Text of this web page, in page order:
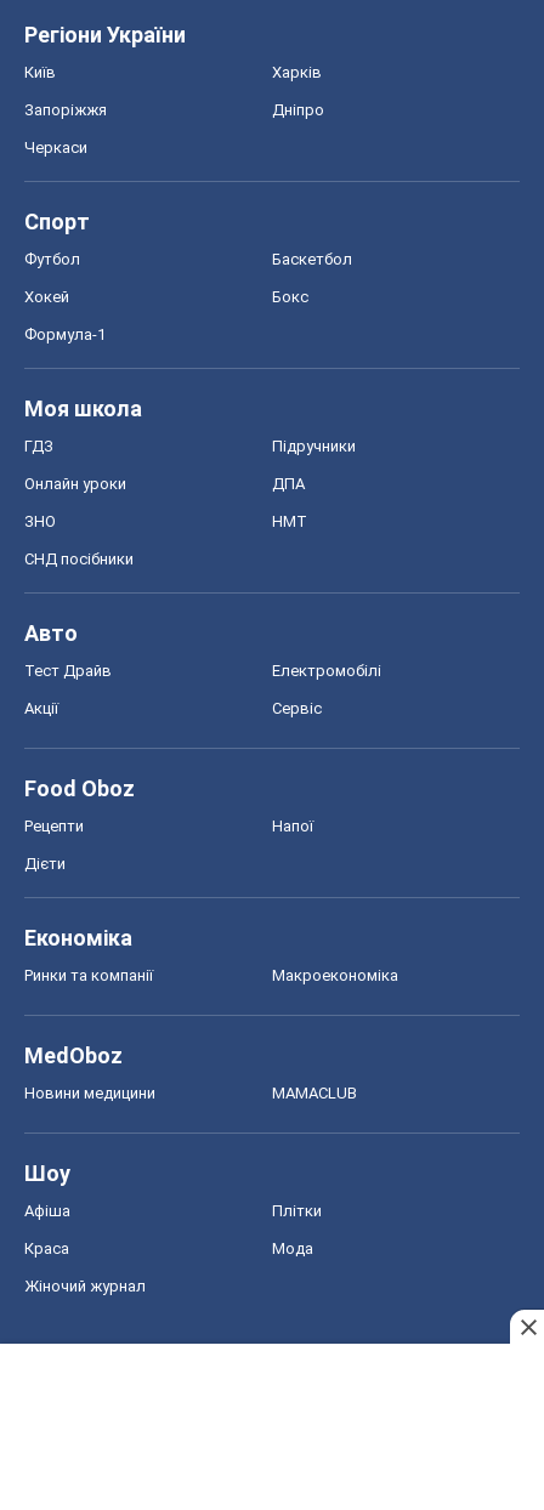
Регіони України
Київ Харків
Запоріжжя Дніпро
Черкаси
Спорт
Футбол Баскетбол
Хокей Бокс
Формула-1
Моя школа
ГДЗ Підручники
Онлайн уроки ДПА
ЗНО НМТ
СНД посібники
Авто
Тест Драйв Електромобілі
Акції Сервіс
Food Oboz
Рецепти Напої
Дієти
Економіка
Ринки та компанії Макроекономіка
MedOboz
Новини медицини MAMACLUB
Шоу
Афіша Плітки
Краса Мода
Жіночий журнал